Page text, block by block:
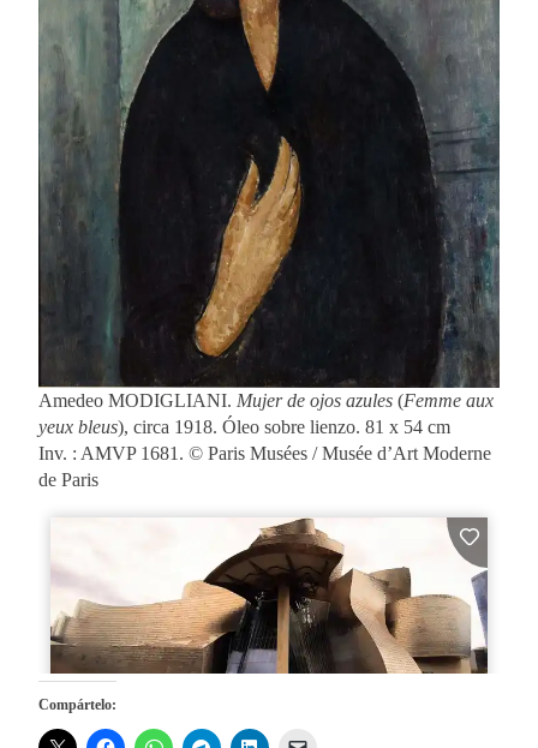
Amedeo MODIGLIANI. Mujer de ojos azules (Femme aux
yeux bleus), circa 1918. Óleo sobre lienzo. 81 x 54 cm
Inv. : AMVP 1681. © Paris Musées / Musée d’Art Moderne
de Paris
Compártelo: